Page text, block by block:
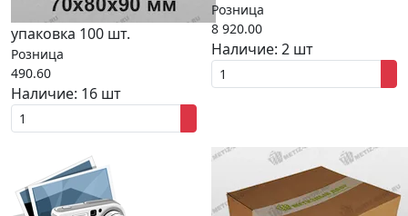
упаковка 100 шт.
Розница
490.60
Наличие: 16 шт
Розница
8 920.00
Наличие: 2 шт